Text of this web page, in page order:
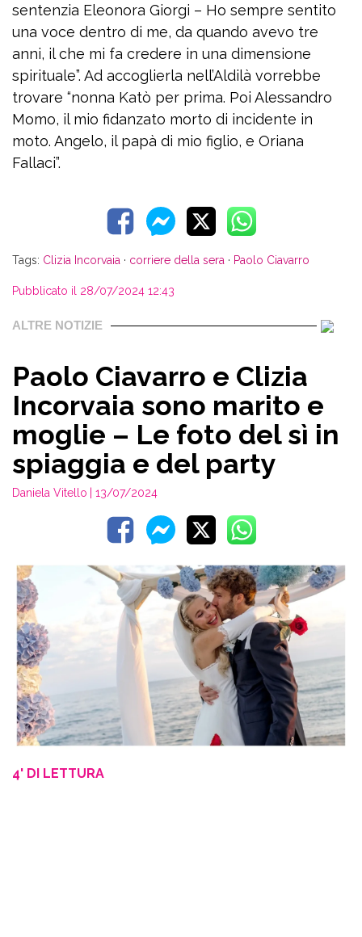
sentenzia Eleonora Giorgi – Ho sempre sentito
una voce dentro di me, da quando avevo tre
anni, il che mi fa credere in una dimensione
spirituale”. Ad accoglierla nell’Aldilà vorrebbe
trovare “nonna Katò per prima. Poi Alessandro
Momo, il mio fidanzato morto di incidente in
moto. Angelo, il papà di mio figlio, e Oriana
Fallaci”.
Tags: Clizia Incorvaia · corriere della sera · Paolo Ciavarro
Pubblicato il 28/07/2024 12:43
ALTRE NOTIZIE
Paolo Ciavarro e Clizia
Incorvaia sono marito e
moglie – Le foto del sì in
spiaggia e del party
Daniela Vitello | 13/07/2024
4' DI LETTURA